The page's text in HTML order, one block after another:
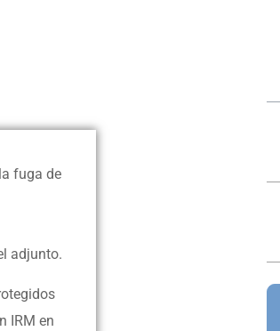
fuga de
adjunto.
IRM en